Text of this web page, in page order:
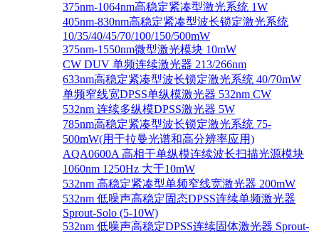
375nm-1064nm高稳定紧凑型激光系统 1W
405nm-830nm高稳定紧凑型波长锁定激光系统
10/35/40/45/70/100/150/500mW
375nm-1550nm微型激光模块 10mW
CW DUV 单频连续激光器 213/266nm
633nm高稳定紧凑型波长锁定激光系统 40/70mW
单频窄线宽DPSS单纵模激光器 532nm CW
532nm 连续多纵模DPSS激光器 5W
785nm高稳定紧凑型波长锁定激光系统 75-
500mW(用于拉曼光谱和高分辨率应用)
AQA0600A 高相干单纵模连续波长扫描光源模块
1060nm 1250Hz 大于10mW
532nm 高稳定紧凑型单频窄线宽激光器 200mW
532nm 低噪声高稳定固态DPSS连续单频激光器
Sprout‐Solo (5-10W)
532nm 低噪声高稳定DPSS连续固体激光器 Sprout-